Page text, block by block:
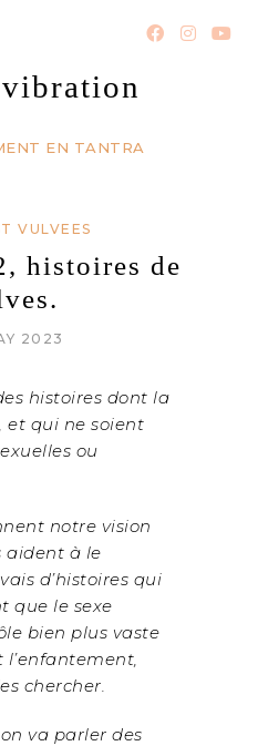
EN TANTRA
VULVEES
histoires de
2023
histoires dont la
et qui ne soient
ou
notre vision
aident à le
d’histoires qui
que le sexe
bien plus vaste
chercher.
va parler des